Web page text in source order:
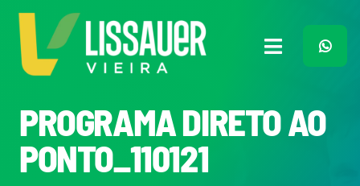
para
conteúdo
Toggle
Plano de Governo
PROGRAMA DIRETO AO
PONTO_110121